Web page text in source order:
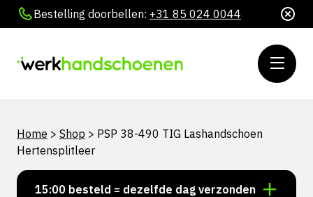
Bestelling doorbellen: +31 85 024 0044
Home > Shop > PSP 38-490 TIG Lashandschoen
Hertensplitleer
15:00 besteld = dezelfde dag verzonden